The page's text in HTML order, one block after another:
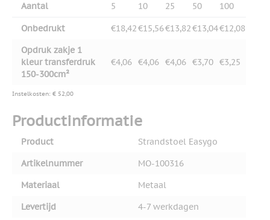
Aantal 5 10 25 50 100
Onbedrukt €18,42€15,56€13,82€13,04€12,08
Opdruk zakje 1
kleur transferdruk
150-300cm²
€4,06 €4,06 €4,06 €3,70 €3,25
Instelkosten: € 52,00
Productinformatie
Product
Strandstoel Easygo
Artikelnummer
MO-100316
Materiaal
Metaal
Levertijd
4-7 werkdagen